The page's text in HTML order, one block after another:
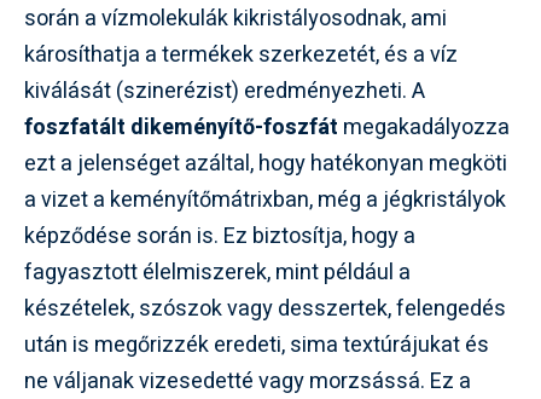
során a vízmolekulák kikristályosodnak, ami
károsíthatja a termékek szerkezetét, és a víz
kiválását (szinerézist) eredményezheti. A
foszfatált dikeményítő-foszfát megakadályozza
ezt a jelenséget azáltal, hogy hatékonyan megköti
a vizet a keményítőmátrixban, még a jégkristályok
képződése során is. Ez biztosítja, hogy a
fagyasztott élelmiszerek, mint például a
készételek, szószok vagy desszertek, felengedés
után is megőrizzék eredeti, sima textúrájukat és
ne váljanak vizesedetté vagy morzsássá. Ez a